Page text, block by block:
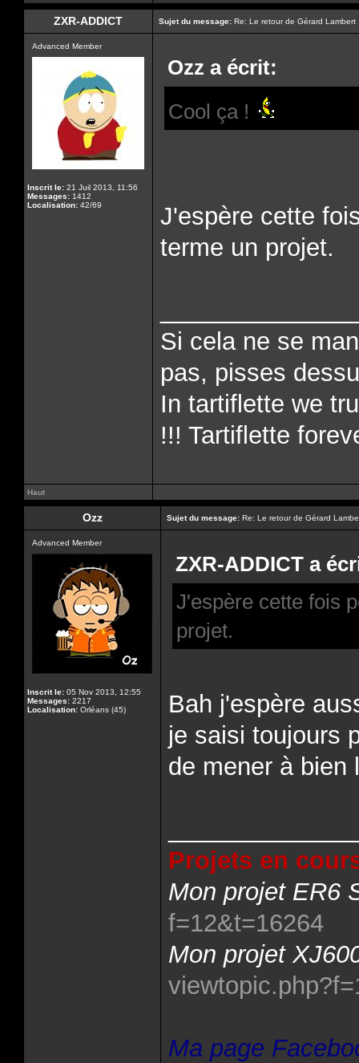
ZXR-ADDICT Sujet du message: Re: Le retour de Gérard Lambert
Advanced Member
Inscrit le: 21 Juil 2013, 11:56
Messages: 1412
Localisation: 42/69
Ozz a écrit:
Cool ça !
J'espère cette
terme un projet.
Si cela ne se
pas, pisses
In tartiflette we
!!! Tartiflette
Haut
Ozz Sujet du message: Re: Le retour de Gérard
Advanced Member
Inscrit le: 05 Nov 2013, 12:55
Messages: 2217
Localisation: Orléans (45)
ZXR-ADDICT a
J'espère cette fois
projet.
Bah j'espère
je saisi toujours
de mener à
Projets en
Mon projet ER6
f=12&t=16264
Mon projet
Ma page